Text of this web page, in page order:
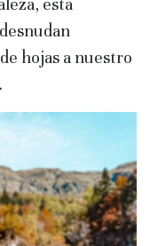
hojas a nuestro